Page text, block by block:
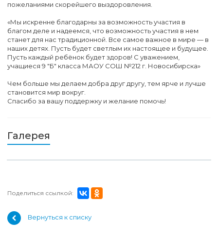
пожеланиями скорейшего выздоровления.
«Мы искренне благодарны за возможность участия в
благом деле и надеемся, что возможность участия в нем
станет для нас традиционной. Все самое важное в мире — в
наших детях. Пусть будет светлым их настоящее и будущее.
Пусть каждый ребёнок будет здоров! С уважением,
учащиеся 9 "Б" класса МАОУ СОШ №212 г. Новосибирска»
Чем больше мы делаем добра друг другу, тем ярче и лучше
становится мир вокруг.
Спасибо за вашу поддержку и желание помочь!
Галерея
Поделиться ссылкой:
Вернуться к списку